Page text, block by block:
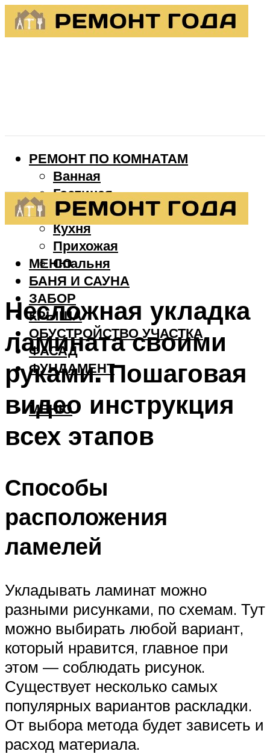
РЕМОНТ ПО КОМНАТАМ
Ванная
Гостиная
Детская
Кухня
Прихожая
Спальня
БАНЯ И САУНА
ЗАБОР
КРЫША
ОБУСТРОЙСТВО УЧАСТКА
ФАСАД
ФУНДАМЕНТ
МЕНЮ
МЕНЮ
Несложная укладка
ламината своими
руками. Пошаговая
видео инструкция
всех этапов
Способы
расположения
ламелей
Укладывать ламинат можно
разными рисунками, по схемам. Тут
можно выбирать любой вариант,
который нравится, главное при
этом — соблюдать рисунок.
Существует несколько самых
популярных вариантов раскладки.
От выбора метода будет зависеть и
расход материала.